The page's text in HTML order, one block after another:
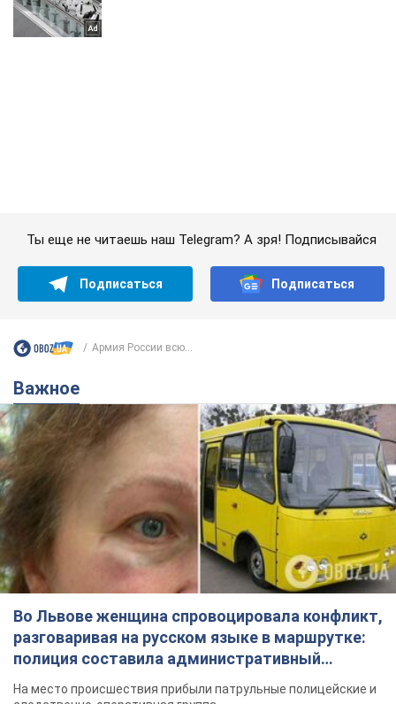
Во Львове женщина спровоцировала конфликт,
разговаривая на русском языке в маршрутке:
полиция составила административный
протокол. Видео
На место происшествия прибыли патрульные полицейские и
следственно-оперативная группа
9,8 т.
"Воюют, потому что глупы": в
Черновцах водитель автобуса
проявил неуважение к украинским
военным и поплатился за это.
Видео
пассажирами и оскорблений в адрес военных